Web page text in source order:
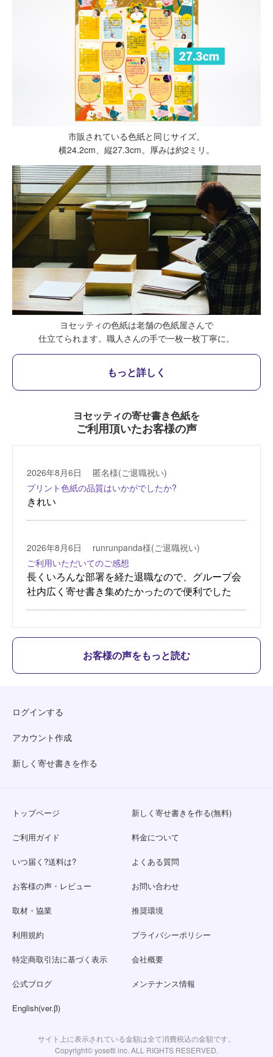
市販されている色紙と同じサイズ。
横24.2cm、縦27.3cm。厚みは約2ミリ。
ヨセッティの色紙は老舗の色紙屋さんで
仕立てられます。 職人さんの手で一枚一枚丁寧に。
もっと詳しく
ヨセッティの寄せ書き色紙を
ご利用頂いたお客様の声
お客様の声をもっと読む
ログインする
アカウント作成
新しく寄せ書きを作る
トップページ 新しく寄せ書きを作る(無料)
ご利用ガイド 料金について
いつ届く?送料は? よくある質問
お客様の声・レビュー お問い合わせ
取材・協業 推奨環境
利用規約 プライバシーポリシー
特定商取引法に基づく表示 会社概要
公式ブログ メンテナンス情報
English(ver.β)
サイト上に表示されている金額は全て消費税込の金額です。
Copyright© yosetti inc. ALL RIGHTS RESERVED.